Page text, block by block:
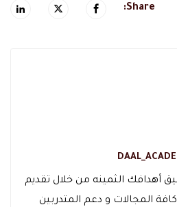
Share:
أهدافك الثمينه من خلال تقديم
المجالات و دعم المتدربين